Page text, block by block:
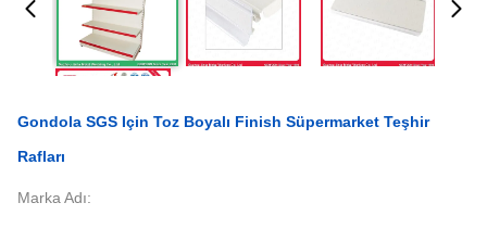
Gondola SGS Için Toz Boyalı Finish Süpermarket Teşhir
Rafları
Marka Adı: